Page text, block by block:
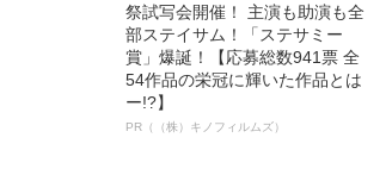
祭試写会開催！ 主演も助演も全
部ステイサム！「ステサミー
賞」爆誕！【応募総数941票 全
54作品の栄冠に輝いた作品とは
ー!?】
PR（（株）キノフィルムズ）